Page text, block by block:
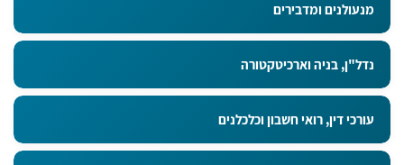
מנעולנים ומדבירים
נדל"ן, בניה וארכיטקטורה
עורכי דין, רואי חשבון וכלכלנים